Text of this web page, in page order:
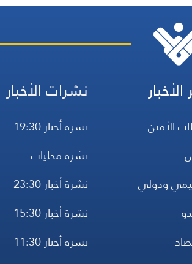
الأخبار
الأمين
ودولي
نشرات الأخبار
نشرة أخبار 19:30
نشرة محليات
نشرة أخبار 23:30
نشرة أخبار 15:30
نشرة أخبار 11:30